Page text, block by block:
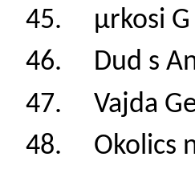
45.
46. Dud
47.
48.